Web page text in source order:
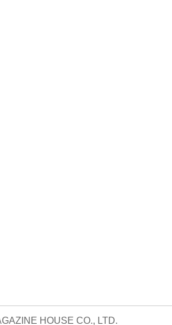
HOUSE CO., LTD.